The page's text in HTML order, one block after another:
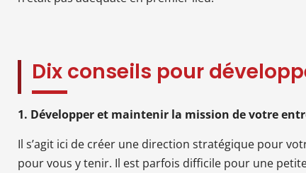
Dix conseils pour
1. Développer et maintenir la mission de votre
Il s’agit ici de créer une direction stratégique pour
pour vous y tenir. Il est parfois difficile pour une